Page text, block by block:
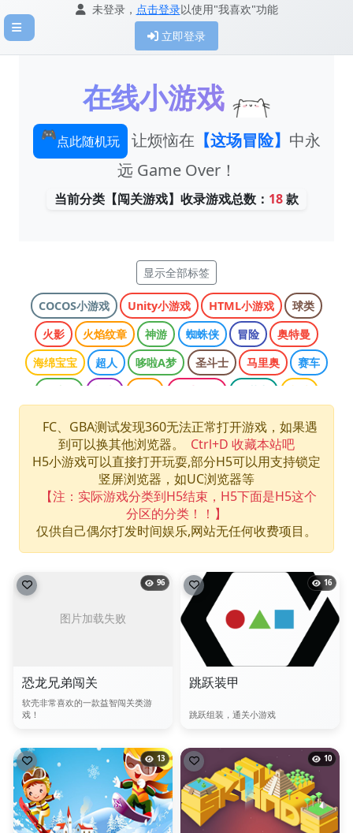
未登录， 点击登录以使用"我喜欢"功能
立即登录
在线小游戏
🎮点此随机玩 让烦恼在 【这场冒险】 中永
远 Game Over！
当前分类【闯关游戏】收录游戏总数： 18款
显示全部标签
COCOS小游戏 Unity小游戏 HTML小游戏
球类
火影
火焰纹章 神游 蜘蛛侠 冒险
奥特曼
海绵宝宝
超人 哆啦A梦 圣斗士 马里奥
赛车
口袋妖怪
侠盗猎车 光明之魂 哈利波特
忍者神龟
快打旋风
拳皇 数码宝贝 最终幻想
洛克人
海贼王
游戏王
FC、GBA测试发现360无法正常打开游戏，如果遇
到可以换其他浏览器。
Ctrl+D 收藏本站吧
H5小游戏可以直接打开玩耍,部分H5可以用支持锁定
竖屏浏览器，如UC浏览器等
【注：实际游戏分类到H5结束，H5下面是H5这个
分区的分类！！】
仅供自己偶尔打发时间娱乐,网站无任何收费项目。
96
恐龙兄弟闯关
软壳非常喜欢的一款益智闯关类游
戏！
16
跳跃装甲
跳跃组装，通关小游戏
13 10